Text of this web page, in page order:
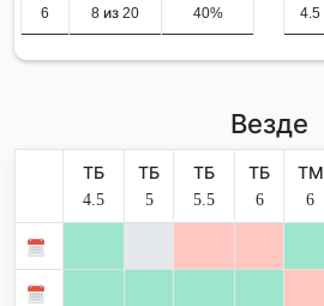
6 8 из 20 40% 4.5
Везде
ТБ
4.5
ТБ
5
ТБ
5.5
ТБ
6
ТМ
6